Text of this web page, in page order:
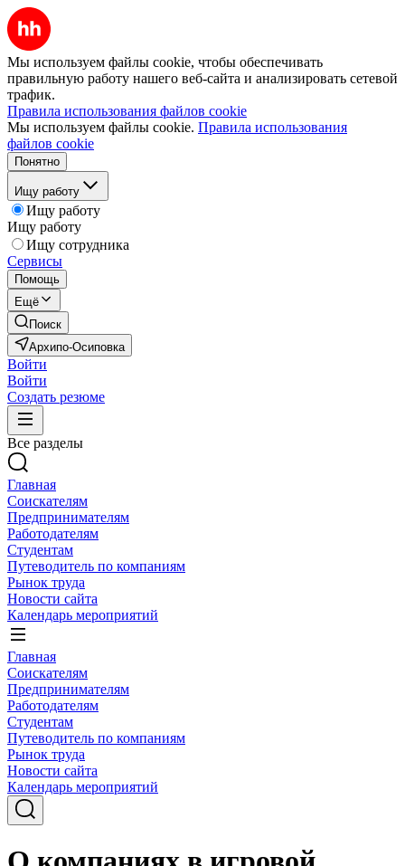
Мы используем файлы cookie, чтобы обеспечивать
правильную работу нашего веб-сайта и анализировать сетевой
трафик.
Правила использования файлов cookie
Мы используем файлы cookie. Правила использования
файлов cookie
Понятно
Ищу работу
Ищу работу
Ищу работу
Ищу сотрудника
Сервисы
Помощь
Ещё
Поиск
Архипо-Осиповка
Войти
Войти
Создать резюме
Все разделы
Главная
Соискателям
Предпринимателям
Работодателям
Студентам
Путеводитель по компаниям
Рынок труда
Новости сайта
Календарь мероприятий
Главная
Соискателям
Предпринимателям
Работодателям
Студентам
Путеводитель по компаниям
Рынок труда
Новости сайта
Календарь мероприятий